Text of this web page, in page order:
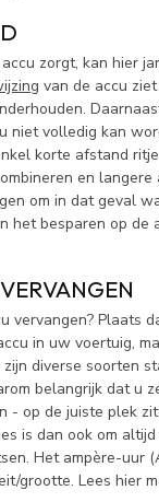
zorgt, kan hier
van de accu
niet volledig kan
korte afstand
en
om in dat geval
het besparen op de
vervangen? Plaats
in uw voertuig,
diverse soorten
belangrijk dat u
- op de juiste plek
is dan ook om
Het ampère-uur
grootte. Lees hier